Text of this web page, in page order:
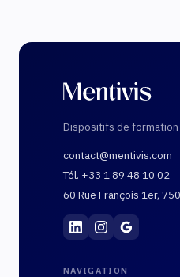
Dispositifs de
contact@mentivis.com
Tél. +33 1 89 48 10 02
60 Rue François 1er,
Mentivis ·01 89 48
NAVIGATION